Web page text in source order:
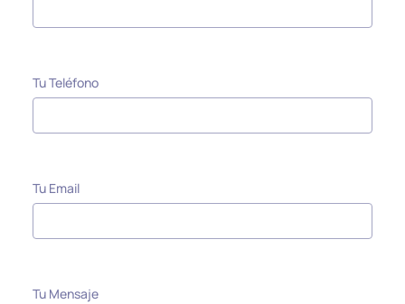
Tu Teléfono
Tu Email
Tu Mensaje